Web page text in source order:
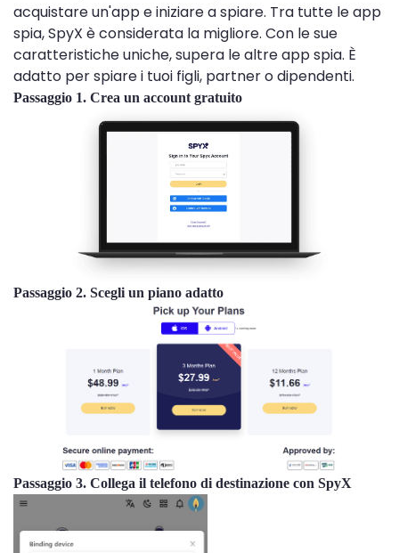
acquistare un'app e iniziare a spiare. Tra tutte le app
spia, SpyX è considerata la migliore. Con le sue
caratteristiche uniche, supera le altre app spia. È
adatto per spiare i tuoi figli, partner o dipendenti.
Passaggio 1. Crea un account gratuito
Passaggio 2. Scegli un piano adatto
Passaggio 3. Collega il telefono di destinazione con SpyX